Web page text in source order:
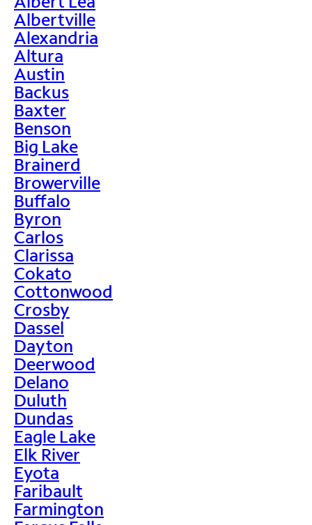
Albertville
Alexandria
Altura
Austin
Backus
Baxter
Benson
Big Lake
Brainerd
Browerville
Buffalo
Byron
Carlos
Clarissa
Cokato
Cottonwood
Crosby
Dassel
Dayton
Deerwood
Delano
Duluth
Dundas
Eagle Lake
Elk River
Eyota
Faribault
Farmington